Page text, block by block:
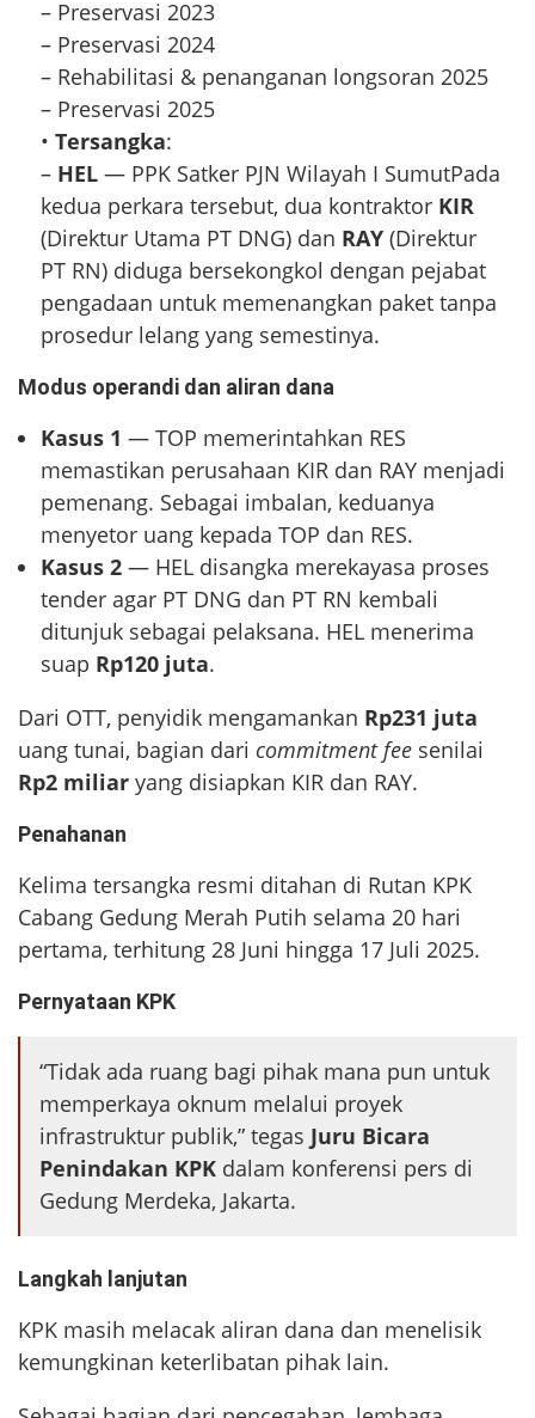
– Preservasi 2023
– Preservasi 2024
– Rehabilitasi & penanganan longsoran 2025
– Preservasi 2025
• Tersangka:
– HEL — PPK Satker PJN Wilayah I SumutPada
kedua perkara tersebut, dua kontraktor KIR
(Direktur Utama PT DNG) dan RAY (Direktur
PT RN) diduga bersekongkol dengan pejabat
pengadaan untuk memenangkan paket tanpa
prosedur lelang yang semestinya.
Modus operandi dan aliran dana
Kasus 1 — TOP memerintahkan RES
memastikan perusahaan KIR dan RAY menjadi
pemenang. Sebagai imbalan, keduanya
menyetor uang kepada TOP dan RES.
Kasus 2 — HEL disangka merekayasa proses
tender agar PT DNG dan PT RN kembali
ditunjuk sebagai pelaksana. HEL menerima
suap Rp120 juta.
Dari OTT, penyidik mengamankan Rp231 juta
uang tunai, bagian dari commitment fee senilai
Rp2 miliar yang disiapkan KIR dan RAY.
Penahanan
Kelima tersangka resmi ditahan di Rutan KPK
Cabang Gedung Merah Putih selama 20 hari
pertama, terhitung 28 Juni hingga 17 Juli 2025.
Pernyataan KPK
“Tidak ada ruang bagi pihak mana pun untuk
memperkaya oknum melalui proyek
infrastruktur publik,” tegas Juru Bicara
Penindakan KPK dalam konferensi pers di
Gedung Merdeka, Jakarta.
Langkah lanjutan
KPK masih melacak aliran dana dan menelisik
kemungkinan keterlibatan pihak lain.